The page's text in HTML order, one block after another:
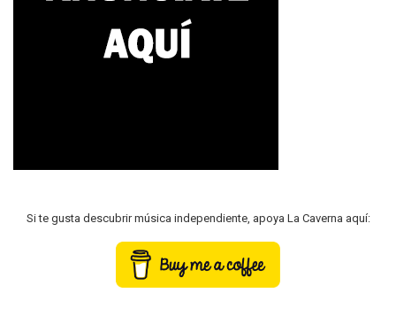
Si te gusta descubrir música independiente, apoya La Caverna aquí: